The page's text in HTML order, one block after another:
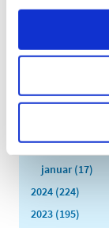
april (5)
januar (17)
2024 (224)
2023 (195)